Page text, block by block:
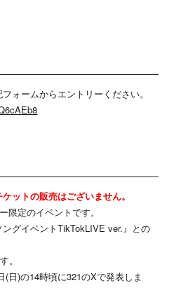
ォームからエントリーください。
ットの販売はございません。
限定のイベントです。
グイベントTikTokLIVE ver.』との
。
(日)の14時頃に321のXで発表しま